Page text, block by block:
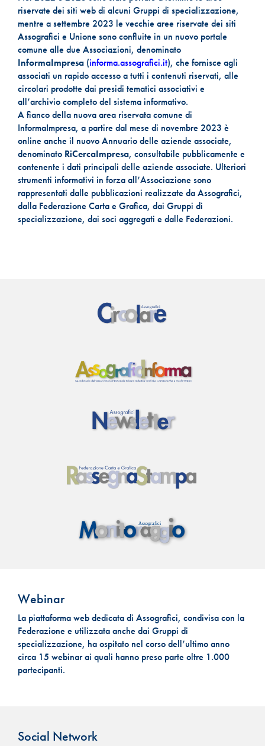
riservate dei siti web di alcuni Gruppi di specializzazione,
mentre a settembre 2023 le vecchie aree riservate dei siti
Assografici e Unione sono confluite in un nuovo portale
comune alle due Associazioni, denominato
InformaImpresa (informa.assografici.it), che fornisce agli
associati un rapido accesso a tutti i contenuti riservati, alle
circolari prodotte dai presidi tematici associativi e
all’archivio completo del sistema informativo.
A fianco della nuova area riservata comune di
InformaImpresa, a partire dal mese di novembre 2023 è
online anche il nuovo Annuario delle aziende associate,
denominato RiCercaImpresa, consultabile pubblicamente e
contenente i dati principali delle aziende associate. Ulteriori
strumenti informativi in forza all’Associazione sono
rappresentati dalle pubblicazioni realizzate da Assografici,
dalla Federazione Carta e Grafica, dai Gruppi di
specializzazione, dai soci aggregati e dalle Federazioni.
Webinar
La piattaforma web dedicata di Assografici, condivisa con la
Federazione e utilizzata anche dai Gruppi di
specializzazione, ha ospitato nel corso dell’ultimo anno
circa 15 webinar ai quali hanno preso parte oltre 1.000
partecipanti.
Social Network